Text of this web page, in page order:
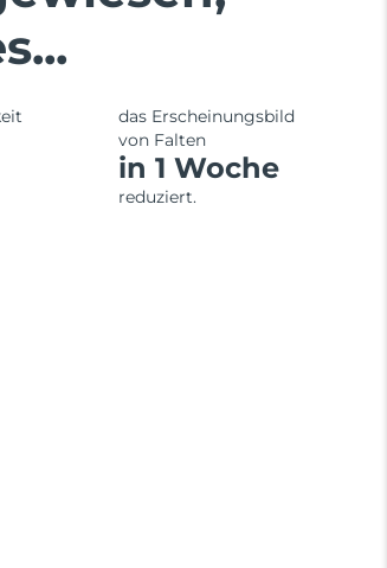
das Erscheinungsbild
von Falten
in 1 Woche
reduziert.